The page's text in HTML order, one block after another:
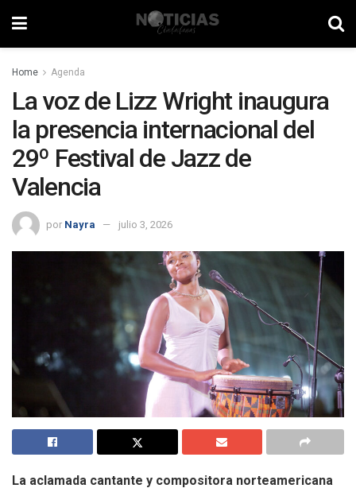
Home Agenda
La voz de Lizz Wright inaugura
la presencia internacional del
29º Festival de Jazz de
Valencia
por Nayra julio 3, 2026
La aclamada cantante y compositora norteamericana